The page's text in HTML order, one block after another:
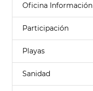
Oficina
Participación
Playas
Sanidad